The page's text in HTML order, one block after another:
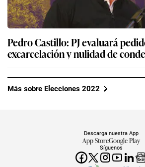
Pedro Castillo: PJ evaluará
excarcelación y nulidad de
Más sobre Elecciones 2022
Síguenos
Descarga nuestra App
App StoreGoogle Play